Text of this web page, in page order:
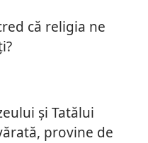
că religia ne
și Tatălui
provine de